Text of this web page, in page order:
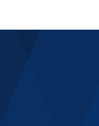
て
主行動計画
せ
Tokyo
the 2024
合知と癒しの次
グラム（医歯学
(医歯学系)」
プ
入生向けPC購
ズ
area)
理工学系専攻履
データサイエン
ョン機構
ョン機構トップ
ーウンロード)(学